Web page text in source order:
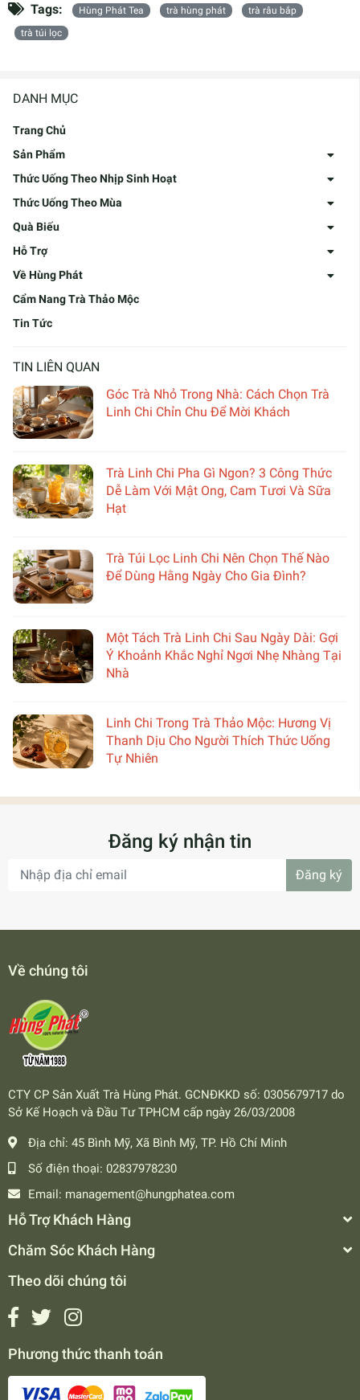
DANH MỤC
Trang Chủ
Sản Phẩm
Thức Uống Theo Nhịp Sinh Hoạt
Thức Uống Theo Mùa
Quà Biếu
Hỗ Trợ
Về Hùng Phát
Cẩm Nang Trà Thảo Mộc
Tin Tức
TIN LIÊN QUAN
Góc Trà Nhỏ Trong Nhà: Cách Chọn Trà
Linh Chi Chỉn Chu Để Mời Khách
Trà Linh Chi Pha Gì Ngon? 3 Công Thức
Dễ Làm Với Mật Ong, Cam Tươi Và Sữa
Hạt
Trà Túi Lọc Linh Chi Nên Chọn Thế Nào
Để Dùng Hằng Ngày Cho Gia Đình?
Một Tách Trà Linh Chi Sau Ngày Dài: Gợi
Ý Khoảnh Khắc Nghỉ Ngơi Nhẹ Nhàng Tại
Nhà
Linh Chi Trong Trà Thảo Mộc: Hương Vị
Thanh Dịu Cho Người Thích Thức Uống
Tự Nhiên
Tags: Hùng Phát Tea trà hùng phát
trà râu bắp
trà túi lọc
Đăng ký nhận tin
Đăng ký
Về chúng tôi
CTY CP Sản Xuất Trà Hùng Phát. GCNĐKKD số: 0305679717 do
Sở Kế Hoạch và Đầu Tư TPHCM cấp ngày 26/03/2008
Địa chỉ: 45 Bình Mỹ, Xã Bình Mỹ, TP. Hồ Chí Minh
Số điện thoại: 02837978230
Email: management@hungphatea.com
Hỗ Trợ Khách Hàng
Chăm Sóc Khách Hàng
Theo dõi chúng tôi
Phương thức thanh toán